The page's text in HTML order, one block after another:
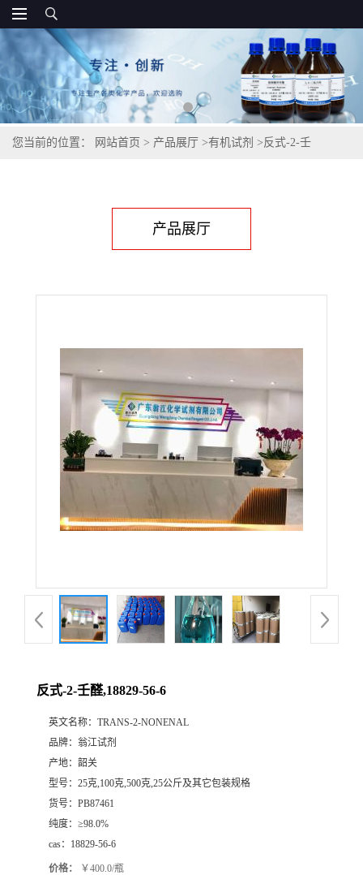
您当前的位置： 网站首页 > 产品展厅 >有机试剂 > 反式-2-壬
产品展厅
反式-2-壬醛,18829-56-6
英文名称： TRANS-2-NONENAL
品牌： 翁江试剂
产地： 韶关
型号： 25克,100克,500克,25公斤及其它包装规格
货号： PB87461
纯度： ≥98.0%
cas： 18829-56-6
价格： ￥400.0/瓶